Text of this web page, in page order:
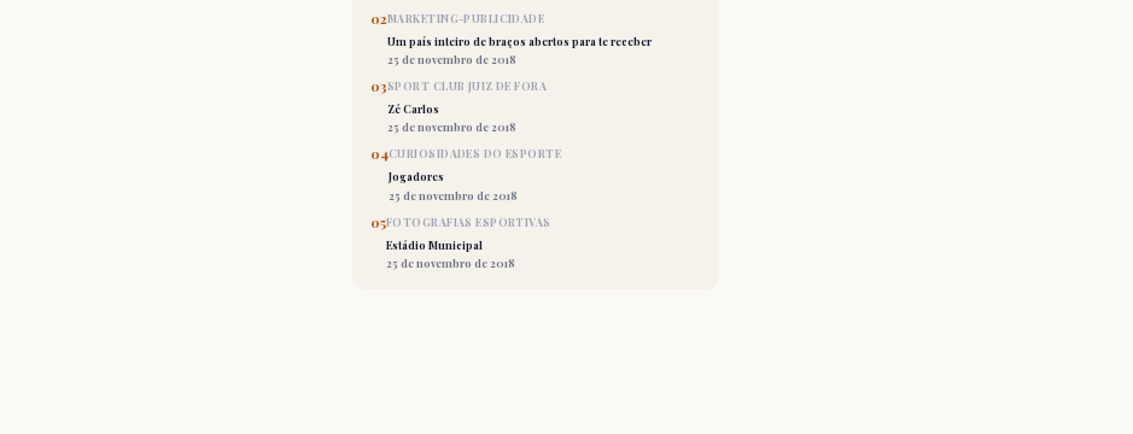
02MARKETING-PUBLICIDADE
Um país inteiro de braços abertos para te receber
25 de novembro de 2018
03SPORT CLUB JUIZ DE FORA
Zé Carlos
25 de novembro de 2018
04CURIOSIDADES DO ESPORTE
Jogadores
25 de novembro de 2018
05FOTOGRAFIAS ESPORTIVAS
Estádio Municipal
25 de novembro de 2018